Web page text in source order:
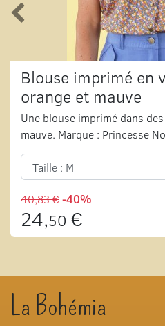
Blouse imprimé en
orange et mauve
Une blouse imprimé dans
mauve. Marque : Princesse
40,83 €-40%
24,50 €
La Bohémia